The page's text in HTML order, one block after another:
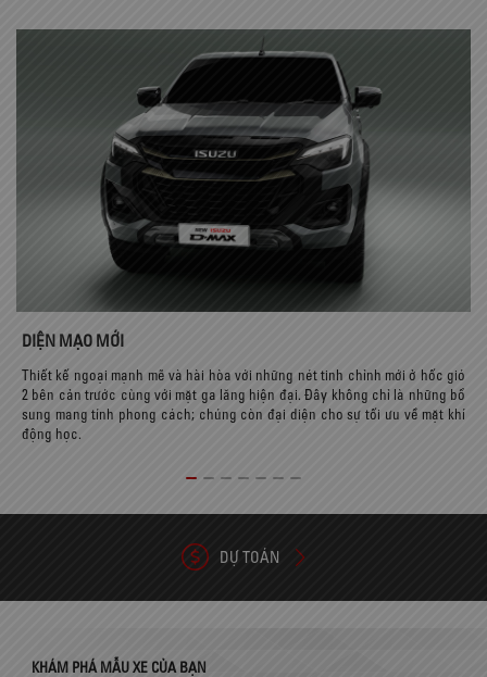
DIỆN MẠO MỚI
Thiết kế ngoại mạnh mẽ và hài hòa với những nét tinh chỉnh mới ở hốc gió
2 bên cản trước cùng với mặt ga lăng hiện đại. Đây không chỉ là những bổ
sung mang tính phong cách; chúng còn đại diện cho sự tối ưu về mặt khí
động học.
DỰ TOÁN
KHÁM PHÁ MẪU XE CỦA BẠN